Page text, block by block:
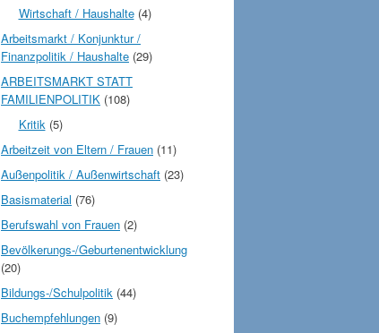
Wirtschaft / Haushalte(4)
Arbeitsmarkt / Konjunktur /
Finanzpolitik / Haushalte (29)
ARBEITSMARKT STATT
FAMILIENPOLITIK (108)
Kritik(5)
Arbeitzeit von Eltern / Frauen (11)
Außenpolitik / Außenwirtschaft (23)
Basismaterial (76)
Berufswahl von Frauen (2)
Bevölkerungs-/Geburtenentwicklung
(20)
Bildungs-/Schulpolitik (44)
Buchempfehlungen (9)